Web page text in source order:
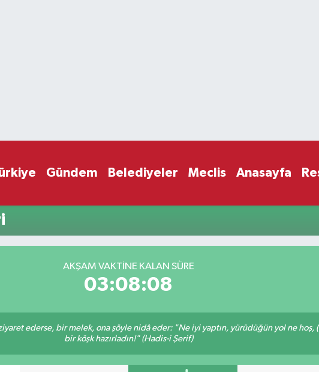
Gündem Belediyeler Meclis Anasayfa
AKŞAM VAKTİNE KALAN SÜRE
03:08:08
ederse, bir melek, ona şöyle nidâ eder: "Ne iyi yaptın, yürüdüğün yol ne
bir köşk hazırladın!" (Hadis-i Şerif)